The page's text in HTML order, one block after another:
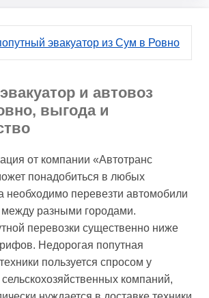
эвакуатор из Сум в Ровно
и автовоз
выгода и
от компании «Автотранс
понадобиться в любых
необходимо перевезти автомобили
между разными городами.
перевозки существенно ниже
Недорогая попутная
пользуется спросом у
компаний,